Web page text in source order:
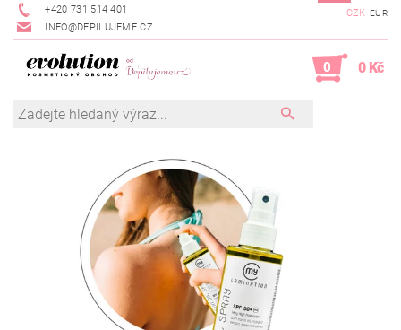
+420 731 514 401
INFO@DEPILUJEME.CZ
CZK EUR
0 0 Kč